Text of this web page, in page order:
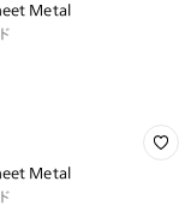
Metal
Metal